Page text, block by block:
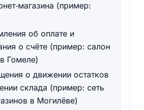
(пример:
об оплате и
о счёте (пример: салон
Гомеле)
о движении остатков
склада (пример: сеть
в Могилёве)